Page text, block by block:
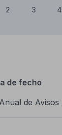
2 3 4
de fecho
de Avisos